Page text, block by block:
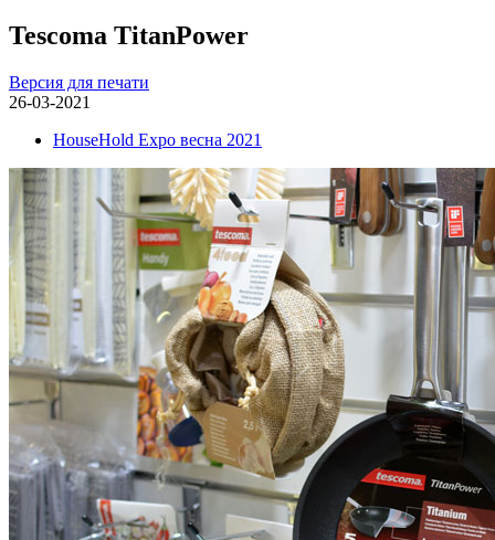
Tescoma TitanPower
Версия для печати
26-03-2021
HouseHold Expo весна 2021